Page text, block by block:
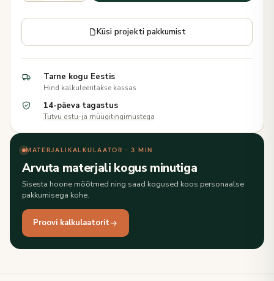
Küsi projekti pakkumist
Tarne kogu Eestis
Hind kalkuleeritakse kassas
14-päeva tagastus
Tutvu ostu-ja müügitingimustega
MATERJALIKALKULAATOR · 3 MIN
Arvuta materjali kogus minutiga
Sisesta hoone mõõtmed ning saad kogused koos personaalse
pakkumisega kohe.
Proovi kalkulaatorit